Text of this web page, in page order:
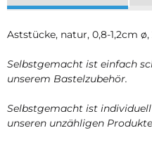
Aststücke, natur, 0,8-1,2cm
Selbstgemacht ist einfach
unserem Bastelzubehör.
Selbstgemacht ist
unseren unzähligen